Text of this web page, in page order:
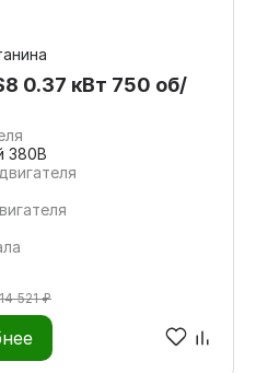
0.37 кВт 750 об/
380В
14 521 ₽